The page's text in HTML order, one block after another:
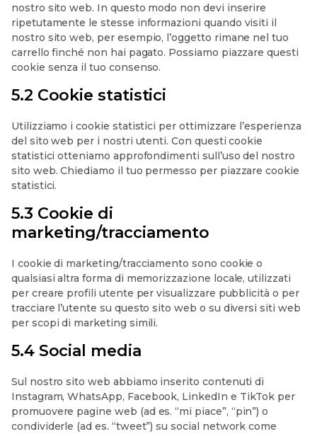
nostro sito web. In questo modo non devi inserire
ripetutamente le stesse informazioni quando visiti il
nostro sito web, per esempio, l’oggetto rimane nel tuo
carrello finché non hai pagato. Possiamo piazzare questi
cookie senza il tuo consenso.
5.2 Cookie statistici
Utilizziamo i cookie statistici per ottimizzare l’esperienza
del sito web per i nostri utenti. Con questi cookie
statistici otteniamo approfondimenti sull’uso del nostro
sito web. Chiediamo il tuo permesso per piazzare cookie
statistici.
5.3 Cookie di
marketing/tracciamento
I cookie di marketing/tracciamento sono cookie o
qualsiasi altra forma di memorizzazione locale, utilizzati
per creare profili utente per visualizzare pubblicità o per
tracciare l’utente su questo sito web o su diversi siti web
per scopi di marketing simili.
5.4 Social media
Sul nostro sito web abbiamo inserito contenuti di
Instagram, WhatsApp, Facebook, LinkedIn e TikTok per
promuovere pagine web (ad es. “mi piace”, “pin”) o
condividerle (ad es. “tweet”) su social network come